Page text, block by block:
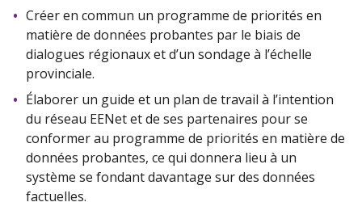
Créer en commun un programme de priorités en
matière de données probantes par le biais de
dialogues régionaux et d’un sondage à l’échelle
provinciale.
Élaborer un guide et un plan de travail à l’intention
du réseau EENet et de ses partenaires pour se
conformer au programme de priorités en matière de
données probantes, ce qui donnera lieu à un
système se fondant davantage sur des données
factuelles.